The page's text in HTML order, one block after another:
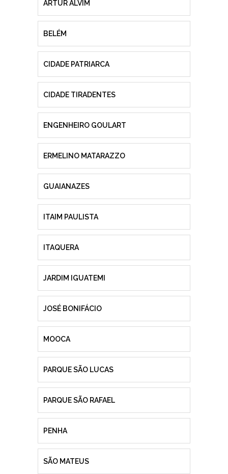
ARTUR ALVIM
BELÉM
CIDADE PATRIARCA
CIDADE TIRADENTES
ENGENHEIRO GOULART
ERMELINO MATARAZZO
GUAIANAZES
ITAIM PAULISTA
ITAQUERA
JARDIM IGUATEMI
JOSÉ BONIFÁCIO
MOOCA
PARQUE SÃO LUCAS
PARQUE SÃO RAFAEL
PENHA
SÃO MATEUS